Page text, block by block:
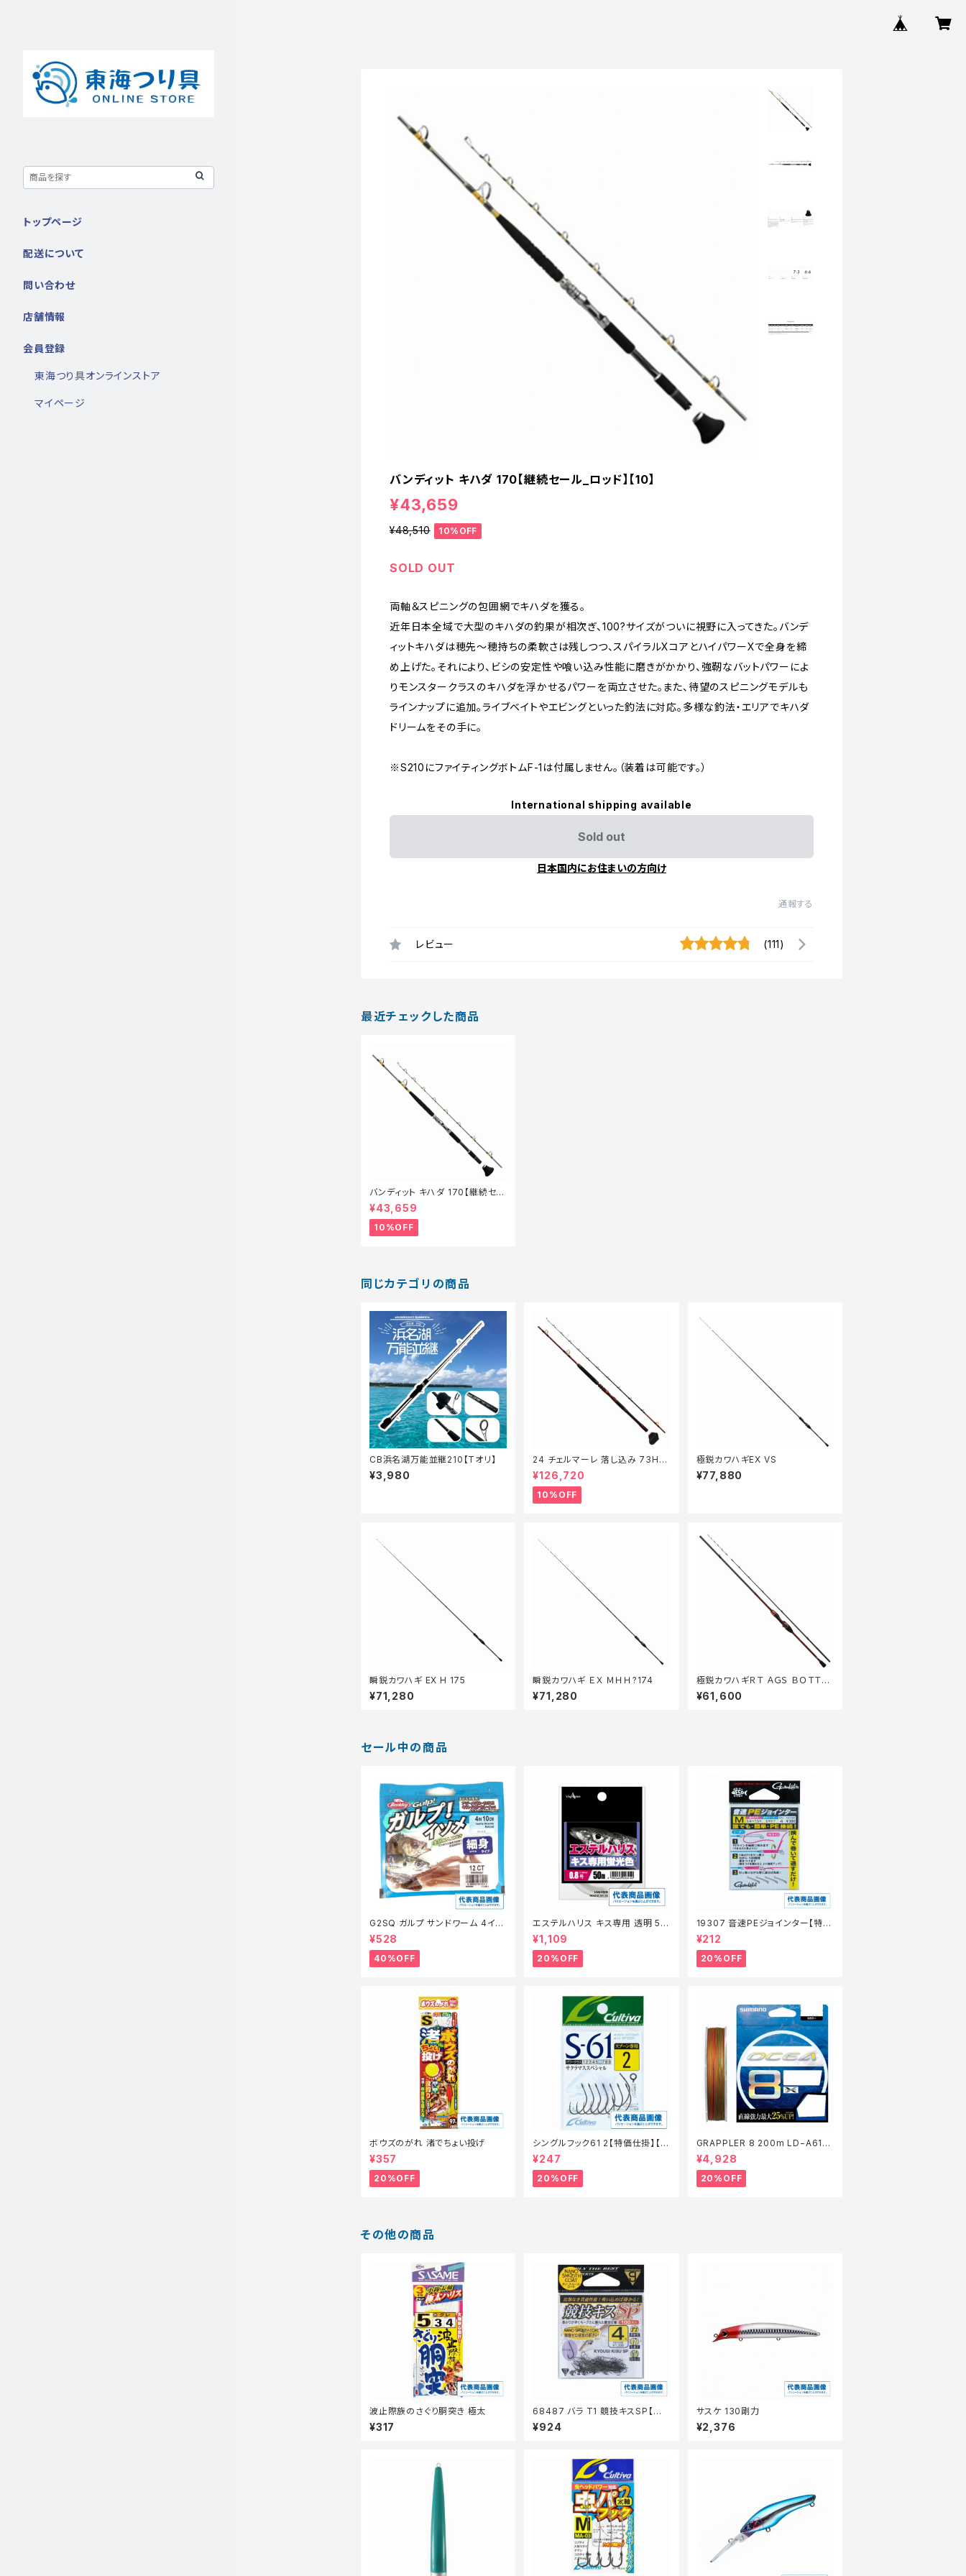
バンディット キハダ 170【継続セール_ロッド】【10】
¥43,659
¥48,510 10%OFF
SOLD OUT
両軸＆スピニングの包囲網でキハダを獲る。
近年日本全域で大型のキハダの釣果が相次ぎ、100?サイズがついに視野に入ってきた。バンデ
ィットキハダは穂先〜穂持ちの柔軟さは残しつつ、スパイラルXコアとハイパワーXで全身を締
め上げた。それにより、ビシの安定性や喰い込み性能に磨きがかかり、強靭なバットパワーによ
りモンスタークラスのキハダを浮かせるパワーを両立させた。また、待望のスピニングモデルも
ラインナップに追加。ライブベイトやエビングといった釣法に対応。多様な釣法・エリアでキハダ
ドリームをその手に。
※S210にファイティングボトムF-1は付属しません。（装着は可能です。）
International shipping available
Sold out
日本国内にお住まいの方向け
通報する
レビュー (111)
最近チェックした商品
バンディット キハダ 170【継続セー
ル_ロッド】【10】
¥43,659
10%OFF
同じカテゴリの商品
CB浜名湖万能並継210【Tオリ】
¥3,980
24 チェルマーレ 落し込み 73H2
35【継続セール_ロッド】【10】
¥126,720
10%OFF
極鋭カワハギEX VS
¥77,880
瞬鋭カワハギ EX H 175
¥71,280
瞬鋭カワハギ ＥＸ ＭＨＨ?174
¥71,280
極鋭カワハギＲＴ ＡＧＳ ＢＯＴＴＯ
Ｍ?2
¥61,600
セール中の商品
G2SQ ガルプ サンドワーム 4イン
チ イソメ細身青イソメ(Camo)【特
価餌】【40】
¥528
40%OFF
エステルハリス キス専用 透明 50
m 0.6
¥1,109
20%OFF
19307 音速PEジョインター【特価
仕掛】【20】
¥212
20%OFF
ボウズのがれ 渚でちょい投げ
¥357
20%OFF
シングルフック61 2【特価仕掛】【2
0】
¥247
20%OFF
GRAPPLER 8 200m LD−A61S
5色 8【特価仕掛】【20】
¥4,928
20%OFF
その他の商品
波止際族のさぐり胴突き 極太
¥317
68487 バラ T1 競技キスSP【継
続セール_仕掛】
¥924
サスケ 130剛力
¥2,376
トップページ
配送について
問い合わせ
店舗情報
会員登録
東海つり具オンラインストア
マイページ